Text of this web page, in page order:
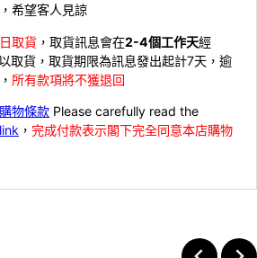
希望客人見諒
取貨 ，取貨訊息會在2-4個工作天經
取貨，取貨期限為訊息發出起計7天，逾
， 所有款項將不獲退回
購物條款 Please carefully read the
link ， 完成付款表示閣下完全同意本店購物